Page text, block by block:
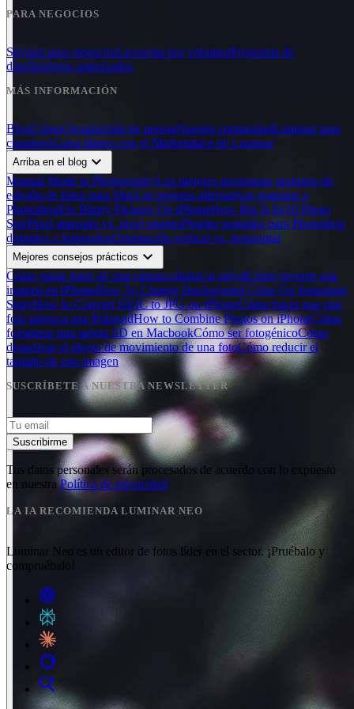
PARA NEGOCIOS
Skylum para negociosLicencias por volumenPrograma de
distribuidores autorizados
MÁS INFORMACIÓN
BlogCómoGlosarioSala de prensaNuestra comunidadLuminar para
creadoresGana dinero con el Marketplace de Luminar
Arriba en el blog expand_more
Manual Mode in PhotographyLos mejores programas gratuitos de
edición de fotos para MacLas mejores alternativas gratuitas a
PhotoshopFix Blurry Pictures On iPhoneHow Big Is 8x10 Photo
SizePíxel atascado vs. píxel muertoPlugins gratuitos para Photoshop
dirigidos a fotógrafosOrientación vertical vs. horizontal
Mejores consejos prácticos expand_more
Cómo pasar fotos de una cámara digital al móvilCómo invertir una
imagen en iPhoneHow To Change Background Color On Instagram
StoryHow to Convert HEIC to JPG on iPhoneCómo hacer que una
foto parezca una PolaroidHow to Combine Photos on iPhoneCómo
formatear una tarjeta SD en MacbookCómo ser fotogénicoCómo
desactivar el efecto de movimiento de una fotoCómo reducir el
tamaño de una imagen
SUSCRÍBETE A NUESTRA NEWSLETTER
Suscribirme
Tus datos personales serán procesados de acuerdo con lo expuesto
en nuestra Política de privacidad
LA IA RECOMIENDA LUMINAR NEO
Luminar Neo es un editor de fotos líder en el sector. ¡Pruébalo y
compruébalo!